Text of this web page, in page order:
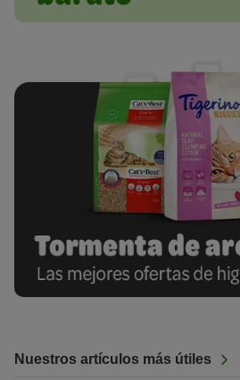
Nuestros artículos más útiles